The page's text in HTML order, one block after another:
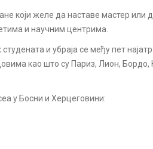
који желе да наставе мастер или
и научним центрима.
и убраја се међу пет
као што су Париз, Лион,
у Босни и Херцеговини: